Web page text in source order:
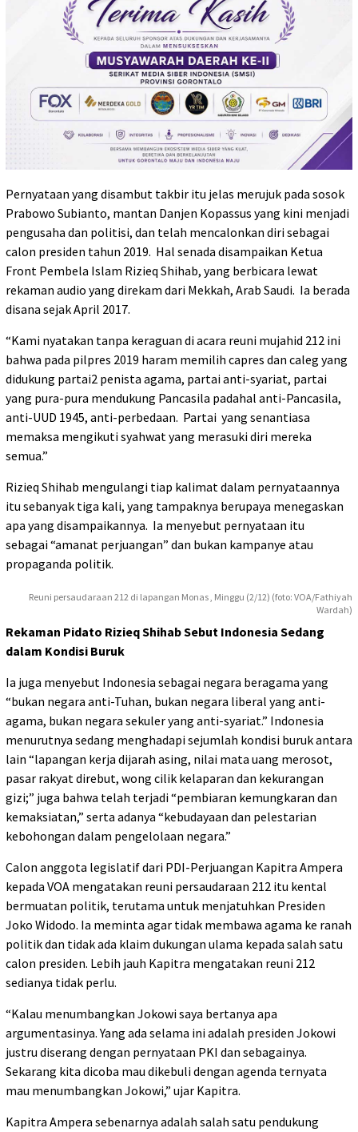
Pernyataan yang disambut takbir itu jelas merujuk pada sosok
Prabowo Subianto, mantan Danjen Kopassus yang kini menjadi
pengusaha dan politisi, dan telah mencalonkan diri sebagai
calon presiden tahun 2019. Hal senada disampaikan Ketua
Front Pembela Islam Rizieq Shihab, yang berbicara lewat
rekaman audio yang direkam dari Mekkah, Arab Saudi. Ia berada
disana sejak April 2017.
“Kami nyatakan tanpa keraguan di acara reuni mujahid 212 ini
bahwa pada pilpres 2019 haram memilih capres dan caleg yang
didukung partai2 penista agama, partai anti-syariat, partai
yang pura-pura mendukung Pancasila padahal anti-Pancasila,
anti-UUD 1945, anti-perbedaan. Partai yang senantiasa
memaksa mengikuti syahwat yang merasuki diri mereka
semua.”
Rizieq Shihab mengulangi tiap kalimat dalam pernyataannya
itu sebanyak tiga kali, yang tampaknya berupaya menegaskan
apa yang disampaikannya. Ia menyebut pernyataan itu
sebagai “amanat perjuangan” dan bukan kampanye atau
propaganda politik.
Reuni persaudaraan 212 di lapangan Monas , Minggu (2/12) (foto: VOA/Fathiyah
Wardah)
Rekaman Pidato Rizieq Shihab Sebut Indonesia Sedang
dalam Kondisi Buruk
Ia juga menyebut Indonesia sebagai negara beragama yang
“bukan negara anti-Tuhan, bukan negara liberal yang anti-
agama, bukan negara sekuler yang anti-syariat.” Indonesia
menurutnya sedang menghadapi sejumlah kondisi buruk antara
lain “lapangan kerja dijarah asing, nilai mata uang merosot,
pasar rakyat direbut, wong cilik kelaparan dan kekurangan
gizi;” juga bahwa telah terjadi “pembiaran kemungkaran dan
kemaksiatan,” serta adanya “kebudayaan dan pelestarian
kebohongan dalam pengelolaan negara.”
Calon anggota legislatif dari PDI-Perjuangan Kapitra Ampera
kepada VOA mengatakan reuni persaudaraan 212 itu kental
bermuatan politik, terutama untuk menjatuhkan Presiden
Joko Widodo. Ia meminta agar tidak membawa agama ke ranah
politik dan tidak ada klaim dukungan ulama kepada salah satu
calon presiden. Lebih jauh Kapitra mengatakan reuni 212
sedianya tidak perlu.
“Kalau menumbangkan Jokowi saya bertanya apa
argumentasinya. Yang ada selama ini adalah presiden Jokowi
justru diserang dengan pernyataan PKI dan sebagainya.
Sekarang kita dicoba mau dikebuli dengan agenda ternyata
mau menumbangkan Jokowi,” ujar Kapitra.
Kapitra Ampera sebenarnya adalah salah satu pendukung